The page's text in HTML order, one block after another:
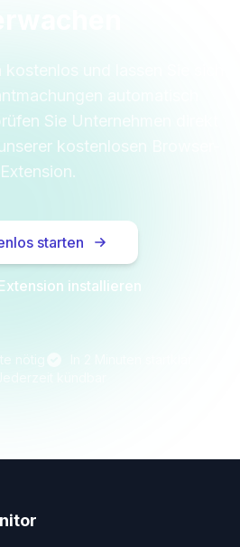
kostenlos und lassen Sie sich
automatisch
Sie Unternehmen direkt
kostenlosen Browser-
Extension.
starten
installieren